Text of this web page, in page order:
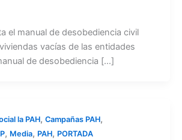
el manual de desobediencia civil
vacías de las entidades
de desobediencia […]
la PAH, Campañas PAH,
, Media, PAH, PORTADA